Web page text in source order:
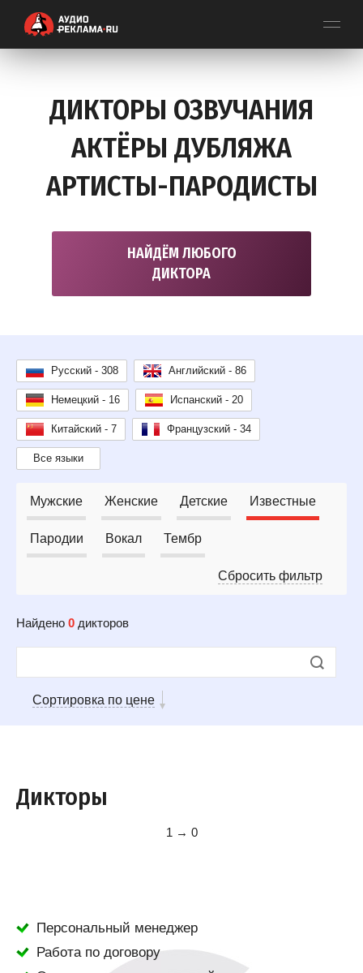
ДИКТОРЫ ОЗВУЧАНИЯ
АКТЁРЫ ДУБЛЯЖА
АРТИСТЫ-ПАРОДИСТЫ
НАЙДЁМ ЛЮБОГО
ДИКТОРА
Русский - 308 Английский - 86
Немецкий - 16 Испанский - 20
Китайский - 7 Французский - 34
Все языки
Мужские Женские Детские Известные
Пародии Вокал Тембр
Сбросить фильтр
Найдено 0 дикторов
Сортировка по цене
Дикторы
1 → 0
Персональный менеджер
Работа по договору